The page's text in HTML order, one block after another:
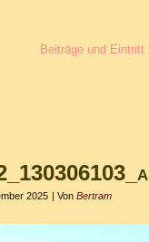
Beiträge und Eintritt
2025 |Von Bertram